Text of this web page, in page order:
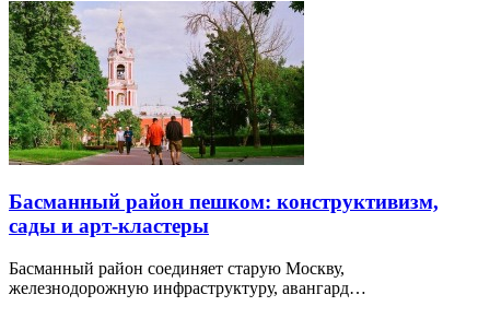
Басманный район пешком: конструктивизм,
сады и арт-кластеры
Басманный район соединяет старую Москву,
железнодорожную инфраструктуру, авангард…